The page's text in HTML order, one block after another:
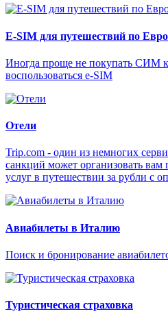
E-SIM для путешествий по
Иногда проще не покупать СИМ
воспользоваться e-SIM
Отели
Trip.com - один из немногих
санкций может организовать вам
услуг в путешествии за рубли с
Авиабилеты в Италию
Поиск и бронирование
Туристическая страховка